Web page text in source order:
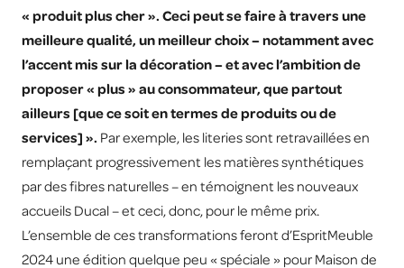
« produit plus cher ». Ceci peut se faire à travers une
meilleure qualité, un meilleur choix – notamment avec
l’accent mis sur la décoration – et avec l’ambition de
proposer « plus » au consommateur, que partout
ailleurs [que ce soit en termes de produits ou de
services] ». Par exemple, les literies sont retravaillées en
remplaçant progressivement les matières synthétiques
par des fibres naturelles – en témoignent les nouveaux
accueils Ducal – et ceci, donc, pour le même prix.
L’ensemble de ces transformations feront d’EspritMeuble
2024 une édition quelque peu « spéciale » pour Maison de